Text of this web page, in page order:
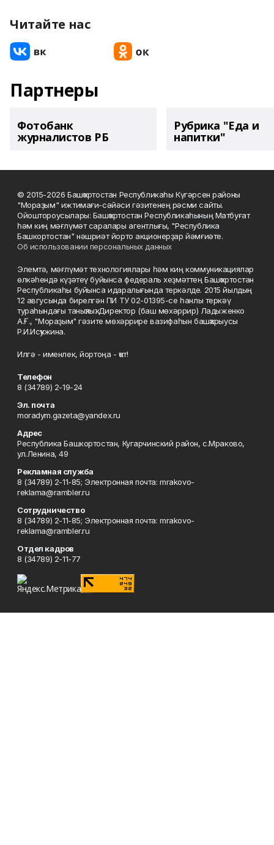
Читайте нас
Партнеры
Фотобанк
журналистов РБ
Рубрика "Еда и
напитки"
© 2015-2026 Башҡортостан Республикаһы Күгәрсен районы
"Мораҙым" ижтимағи-сәйәси гәзитенең рәсми сайты.
Ойоштороусылары: Башҡортостан Республикаһының Матбуғат
һәм киң мәғлүмәт саралары агентлығы, "Республика
Башкортостан" нәшриәт йорто акционерҙар йәмғиәте.
Об использовании персональных данных
Элемтә, мәғлүмәт технологиялары һәм киң коммуникациялар
өлкәһендә күҙәтеү буйынса федераль хеҙмәттең Башҡортостан
Республикаһы буйынса идаралығында теркәлде. 2015 йылдың
12 авгусында бирелгән ПИ ТУ 02-01395-се һанлы теркәү
тураһындағы таныҡлыҡ. Директор (баш мөхәррир) Ладыженко
А.Ғ., "Мораҙым" гәзите мөхәррире вазифаһын башҡарыусы
Р.И.Исҡужина.
Илгә - именлек, йортоңа - ҡот!
Телефон
8 (34789) 2-19-24
Эл. почта
moradym.gazeta@yandex.ru
Адрес
Республика Башкортостан, Кугарчинский район, с.Мраково,
ул.Ленина, 49
Рекламная служба
8 (34789) 2-11-85; Электронная почта: mrakovo-
reklama@rambler.ru
Сотрудничество
8 (34789) 2-11-85; Электронная почта: mrakovo-
reklama@rambler.ru
Отдел кадров
8 (34789) 2-11-77